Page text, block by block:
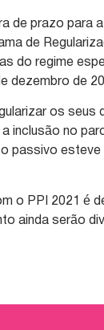
de prazo para
de
do regime
dezembro de
os
inclusão no
passivo esteve
o PPI 2021 é
ainda serão